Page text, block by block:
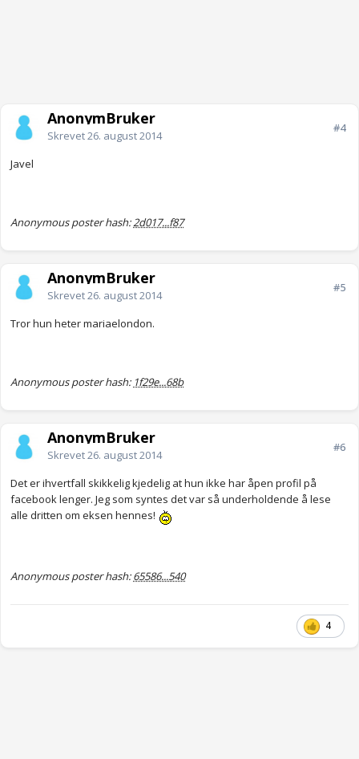
AnonymBruker
Skrevet26. august 2014
#4
Javel
Anonymous poster hash:2d017...f87
AnonymBruker
Skrevet26. august 2014
#5
Tror hun heter mariaelondon.
Anonymous poster hash: 1f29e...68b
AnonymBruker
Skrevet26. august 2014
#6
Det er ihvertfall skikkelig kjedelig at hun ikke har åpen profil på
facebook lenger. Jeg som syntes det var så underholdende å lese
alle dritten om eksen hennes!
Anonymous poster hash:65586...540
4